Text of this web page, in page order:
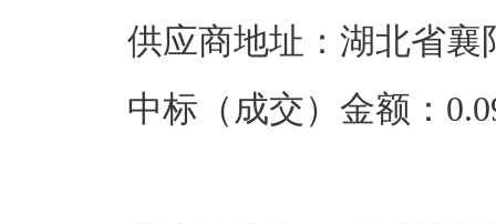
供应商地址：湖北省襄
中标（成交）金额：